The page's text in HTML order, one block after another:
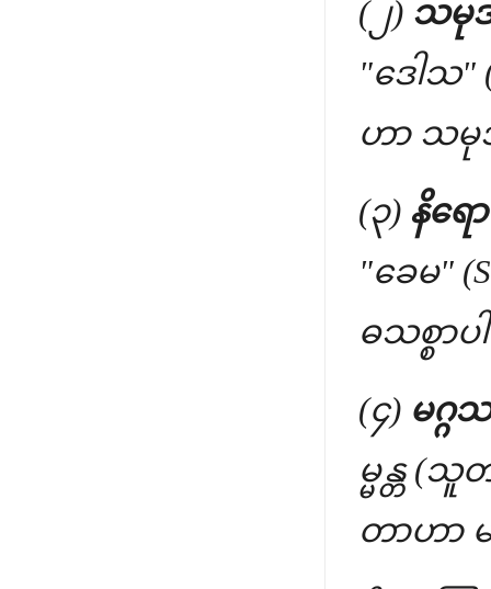
(၂) သမု
"ဒေါသ
ဟာ သမု
(၃) နိရေ
"ခေမ"
ဓသစ္စာပ
(၄) မဂ္ဂသ
မ္မန္တ (
တာဟာ မ